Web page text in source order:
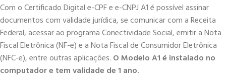
Com o Certificado Digital e-CPF e e-CNPJ A1 é possível assinar
documentos com validade jurídica, se comunicar com a Receita
Federal, acessar ao programa Conectividade Social, emitir a Nota
Fiscal Eletrônica (NF-e) e a Nota Fiscal de Consumidor Eletrônica
(NFC-e), entre outras aplicações. O Modelo A1 é instalado no
computador e tem validade de 1 ano.